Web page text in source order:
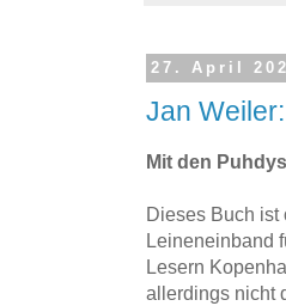
27. April
Jan
Mit den
Dieses Buch ist
Leineneinband
Lesern
allerdings nicht